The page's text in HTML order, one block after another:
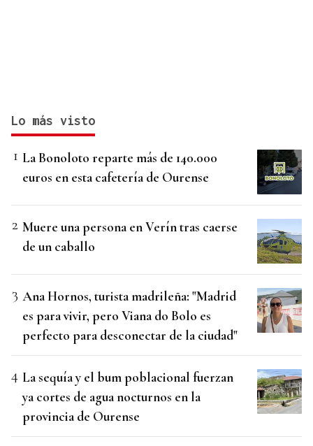
Lo más visto
La Bonoloto reparte más de 140.000
euros en esta cafetería de Ourense
Muere una persona en Verín tras caerse
de un caballo
Ana Hornos, turista madrileña: "Madrid
es para vivir, pero Viana do Bolo es
perfecto para desconectar de la ciudad"
La sequía y el bum poblacional fuerzan
ya cortes de agua nocturnos en la
provincia de Ourense